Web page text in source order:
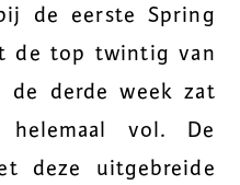
de eerste Spring
de top twintig van
de derde week zat
vol. De
deze uitgebreide